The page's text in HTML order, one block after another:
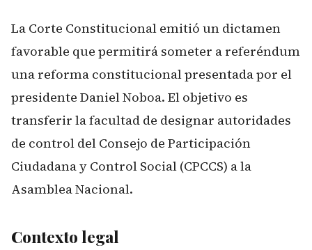
La Corte Constitucional emitió un dictamen
favorable que permitirá someter a referéndum
una reforma constitucional presentada por el
presidente Daniel Noboa. El objetivo es
transferir la facultad de designar autoridades
de control del Consejo de Participación
Ciudadana y Control Social (CPCCS) a la
Asamblea Nacional.
Contexto legal